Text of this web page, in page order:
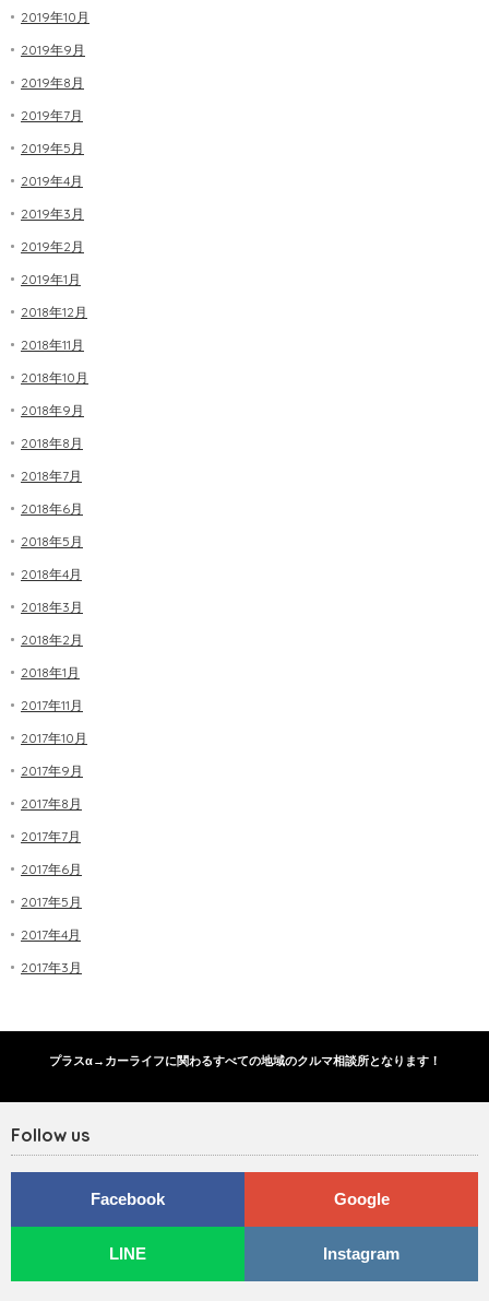
2019年10月
2019年9月
2019年8月
2019年7月
2019年5月
2019年4月
2019年3月
2019年2月
2019年1月
2018年12月
2018年11月
2018年10月
2018年9月
2018年8月
2018年7月
2018年6月
2018年5月
2018年4月
2018年3月
2018年2月
2018年1月
2017年11月
2017年10月
2017年9月
2017年8月
2017年7月
2017年6月
2017年5月
2017年4月
2017年3月
プラスα→カーライフに関わるすべての地域のクルマ相談所となります！
Follow us
Facebook Google
LINE Instagram